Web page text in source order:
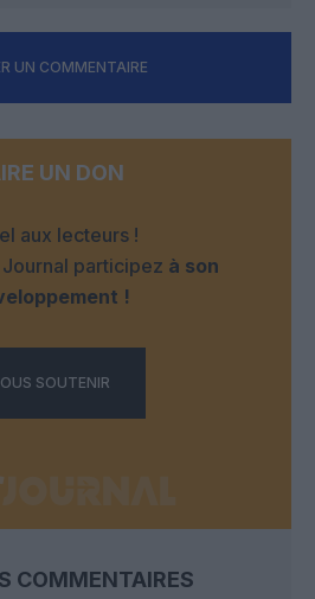
UN COMMENTAIRE
UN DON
aux lecteurs !
participez à son
!
SOUTENIR
COMMENTAIRES